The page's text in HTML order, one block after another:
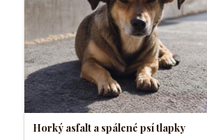
Horký asfalt a spálené psí tlapky